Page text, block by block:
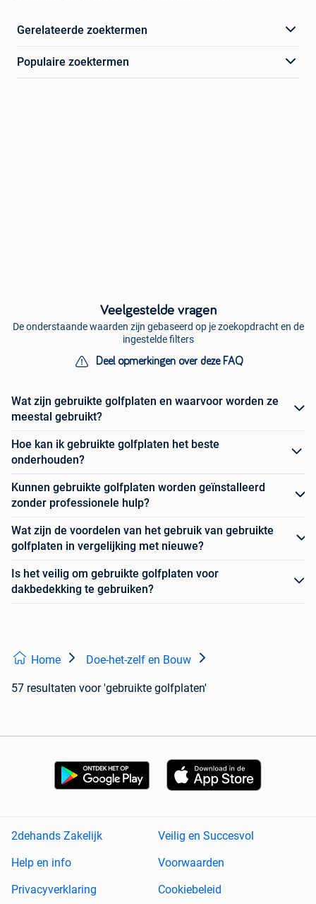
Gerelateerde zoektermen
Populaire zoektermen
Veelgestelde vragen
De onderstaande waarden zijn gebaseerd op je zoekopdracht en de
ingestelde filters
Deel opmerkingen over deze FAQ
Wat zijn gebruikte golfplaten en waarvoor worden ze
meestal gebruikt?
Hoe kan ik gebruikte golfplaten het beste
onderhouden?
Kunnen gebruikte golfplaten worden geïnstalleerd
zonder professionele hulp?
Wat zijn de voordelen van het gebruik van gebruikte
golfplaten in vergelijking met nieuwe?
Is het veilig om gebruikte golfplaten voor
dakbedekking te gebruiken?
Home Doe-het-zelf en Bouw
57 resultaten voor 'gebruikte golfplaten'
2dehands Zakelijk
Veilig en Succesvol
Help en info
Voorwaarden
Privacyverklaring
Cookiebeleid